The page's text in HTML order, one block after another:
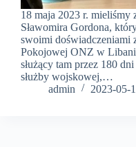
18 maja 2023 r. mieliśmy
Sławomira Gordona,
swoimi doświadczeniami
Pokojowej ONZ w
służący tam przez 180
służby wojskowej,…
admin
2023-05-